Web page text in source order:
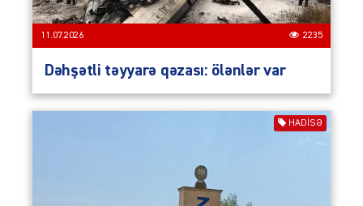
11.07.2026 2235
Dəhşətli təyyarə qəzası: ölənlər var
HADISƏ